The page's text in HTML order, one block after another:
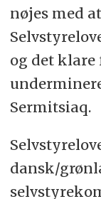
nøjes med
og det
Sermitsiaq.
dansk/